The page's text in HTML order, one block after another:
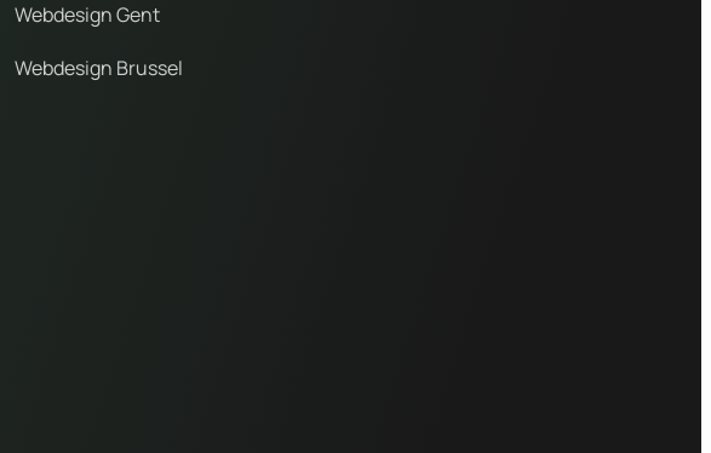
Webdesign Gent
Webdesign Brussel